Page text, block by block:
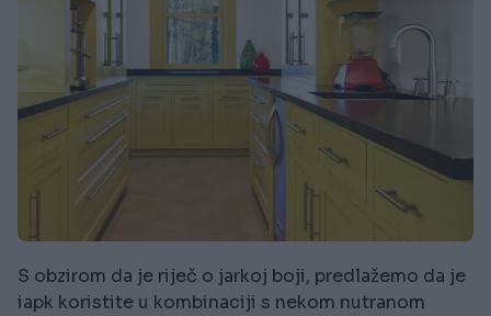
S obzirom da je riječ o jarkoj boji, predlažemo da je
iapk koristite u kombinaciji s nekom nutranom